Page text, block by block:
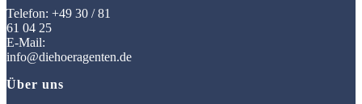
Telefon: +49 30 / 81
61 04 25
E-Mail:
info@diehoeragenten.de
Über uns